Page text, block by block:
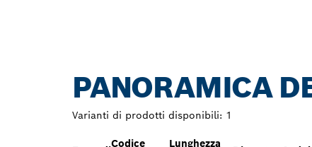
PANORAMICA
Varianti di prodotti disponibili: 1
Codice
Lunghezza